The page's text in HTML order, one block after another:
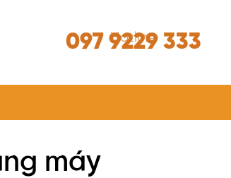
Hotline
097 9229 333
máy